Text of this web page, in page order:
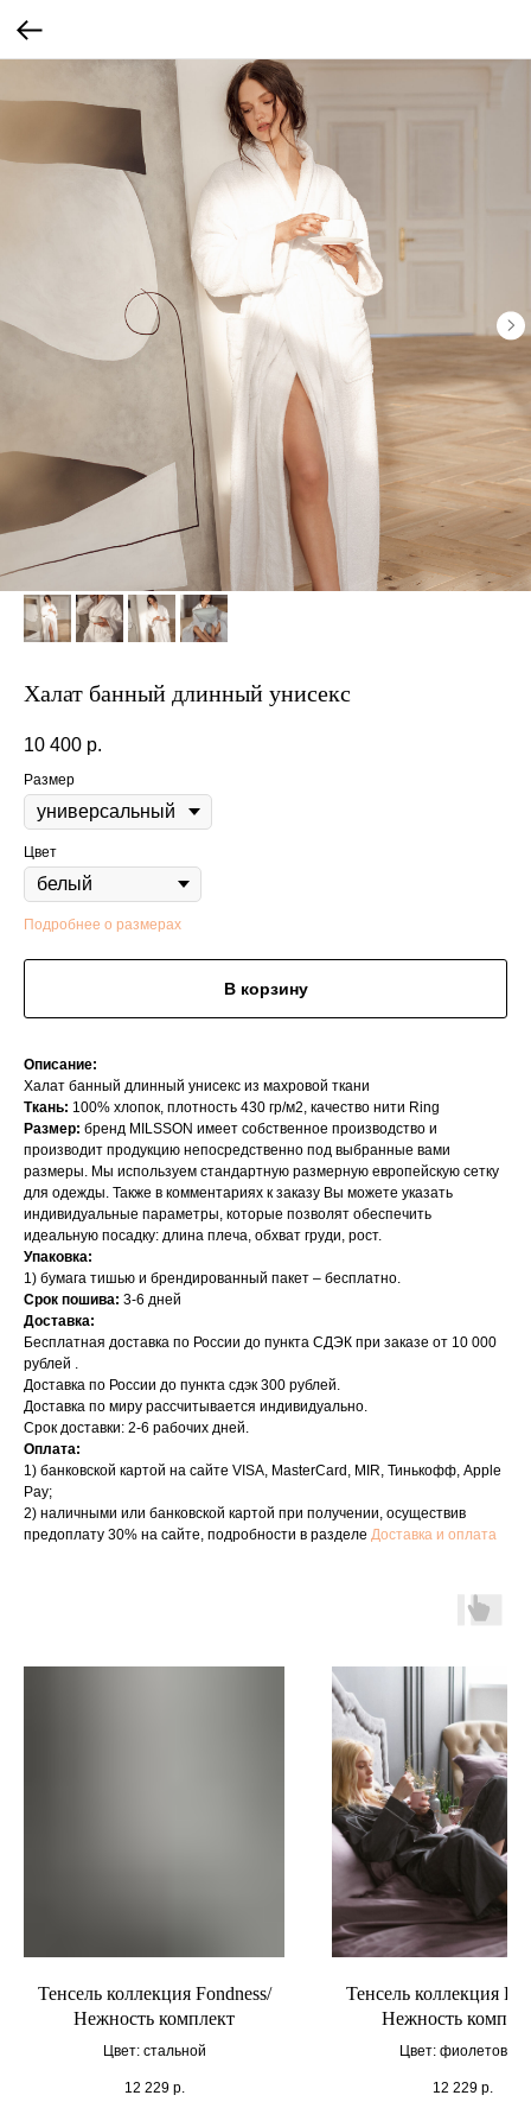
Халат банный длинный унисекс
10 400 р.
Размер
Цвет
Подробнее о размерах
В корзину
Описание:
Халат банный длинный унисекс из махровой ткани
Ткань: 100% хлопок, плотность 430 гр/м2, качество нити Ring
Размер: бренд MILSSON имеет собственное производство и
производит продукцию непосредственно под выбранные вами
размеры. Мы используем стандартную размерную европейскую сетку
для одежды. Также в комментариях к заказу Вы можете указать
индивидуальные параметры, которые позволят обеспечить
идеальную посадку: длина плеча, обхват груди, рост.
Упаковка:
1) бумага тишью и брендированный пакет – бесплатно.
Срок пошива: 3-6 дней
Доставка:
Бесплатная доставка по России до пункта СДЭК при заказе от 10 000
рублей .
Доставка по России до пункта сдэк 300 рублей.
Доставка по миру рассчитывается индивидуально.
Срок доставки: 2-6 рабочих дней.
Оплата:
1) банковской картой на сайте VISA, MasterCard, MIR, Тинькофф, Apple
Pay;
2) наличными или банковской картой при получении, осуществив
предоплату 30% на сайте, подробности в разделе Доставка и оплата
Тенсель коллекция Fondness/
Нежность комплект
Цвет: стальной
12 229 р.
Тенсель коллекция
Нежность
Цвет: фиолетовый
12 229 р.